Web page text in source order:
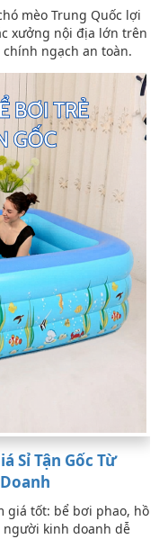
mèo Trung Quốc lợi
xưởng nội địa lớn trên
chính ngạch an toàn.
Sỉ Tận Gốc Từ
giá tốt: bể bơi phao, hồ
kinh doanh dễ